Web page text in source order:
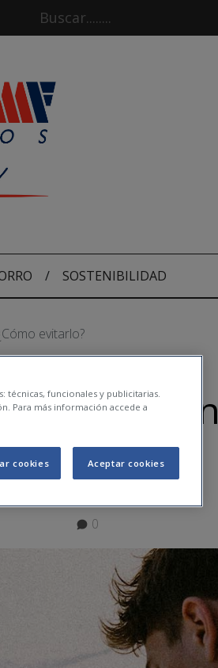
/ SOSTENIBILIDAD
evitarlo?
la piel en
0
técnicas, funcionales y publicitarias.
Para más información accede a
cookies Aceptar cookies